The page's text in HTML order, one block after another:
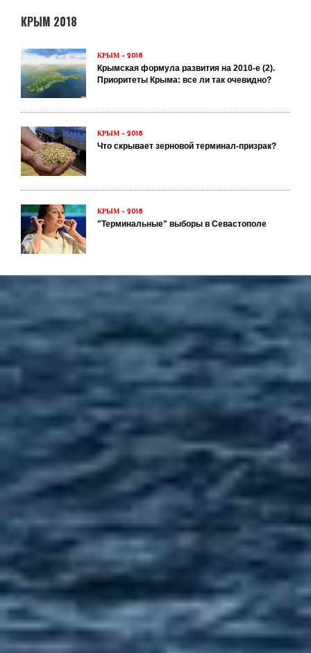
КРЫМ 2018
КРЫМ – 2018
Крымская формула развития на 2010-е (2).
Приоритеты Крыма: все ли так очевидно?
КРЫМ – 2018
Что скрывает зерновой терминал-призрак?
КРЫМ – 2018
"Терминальные" выборы в Севастополе